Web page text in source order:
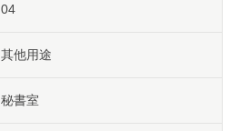
04
其他用途
秘書室